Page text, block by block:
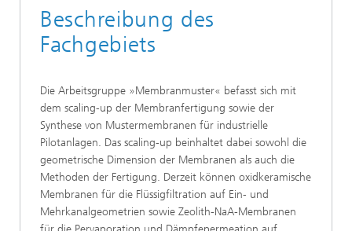
Beschreibung des
Fachgebiets
Die Arbeitsgruppe »Membranmuster« befasst sich mit
dem scaling-up der Membranfertigung sowie der
Synthese von Mustermembranen für industrielle
Pilotanlagen. Das scaling-up beinhaltet dabei sowohl die
geometrische Dimension der Membranen als auch die
Methoden der Fertigung. Derzeit können oxidkeramische
Membranen für die Flüssigfiltration auf Ein- und
Mehrkanalgeometrien sowie Zeolith-NaA-Membranen